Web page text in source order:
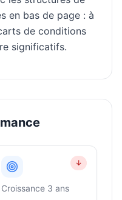
en bas de page : à
de conditions
significatifs.
↓
Croissance 3 ans